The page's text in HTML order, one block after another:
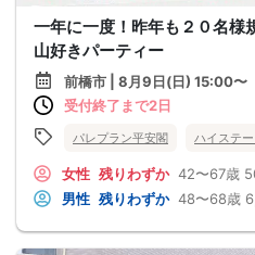
一年に一度！昨年も２０名様
山好きパーティー
前橋市 | 8月9日(日) 15:00〜
受付終了まで2日
パレプラン平安閣 ハイステ
女性 残りわずか 42〜67歳
男性 残りわずか 48〜68歳